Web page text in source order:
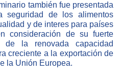
también fue presentada
seguridad de los alimentos
y de interes para países
consideración de su fuerte
de la renovada capacidad
creciente a la exportación de
la Unión Europea.